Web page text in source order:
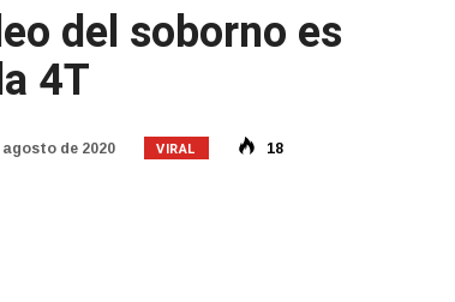
del soborno es
4T
agosto de 2020 VIRAL 18